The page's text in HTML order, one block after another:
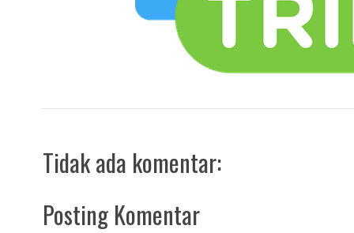
Tidak ada komentar:
Posting Komentar